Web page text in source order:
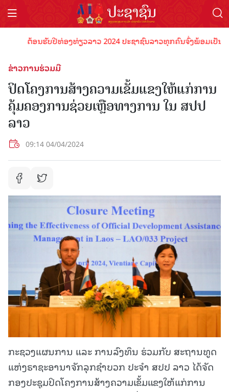
ຕ້ອນຮັບປີທ່ອງທ່ຽວລາວ 2024 ປະຊາຊົນລາວທຸກຄົນຈົ່ງພ້ອມເປັນເ
ຂ່າວການຮ່ວມມື
ປິດໂຄງການສ້າງຄວາມເຂັ້ມແຂງໃຫ້ແກ່ການ
ຄຸ້ມຄອງການຊ່ວຍເຫຼືອທາງການ ໃນ ສປປ
ລາວ
09:14 04/04/2024
ກະຊວງແຜນການ ແລະ ການລົງທຶນ ຮ່ວມກັບ ສະຖານທູດ
ແຫ່ງຣາຊະອານາຈັກລຸກຊໍາບວກ ປະຈໍາ ສປປ ລາວ ໄດ້ຈັດ
ກອງປະຊຸມປິດໂຄງການສ້າງຄວາມເຂັ້ມແຂງໃຫ້ແກ່ການ